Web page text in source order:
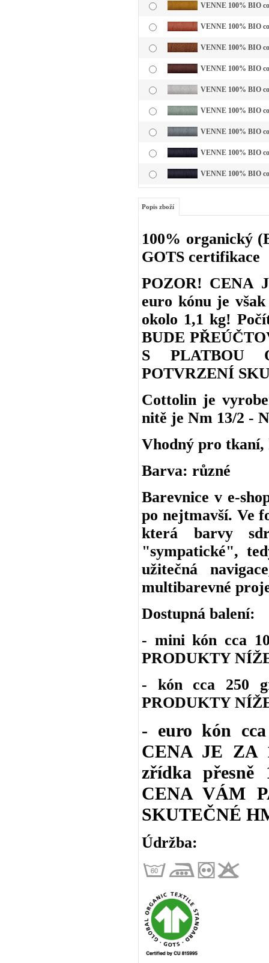
VENNE 100% BIO
VENNE 100% BIO
VENNE 100% BIO
VENNE 100% BIO
VENNE 100% BIO
VENNE 100% BIO
VENNE 100% BIO
VENNE 100% BIO
VENNE 100% BIO
Popis zboží
100% organický
GOTS certifikace
POZOR! CENA
euro kónu je
okolo 1,1 kg!
BUDE
S PLATBOU
POTVRZENÍ
Cottolin je
nitě je Nm 13/2 -
Vhodný pro tkaní,
Barva: různé
Barevnice v e-
po nejtmavší. Ve
která barvy
"sympatické",
užitečná
multibarevné
Dostupná balení:
- mini kón cca
PRODUKTY
- kón cca 250
PRODUKTY
- euro kón
CENA JE ZA
zřídka přesně
CENA VÁM
SKUTEČNÉ
Údržba: